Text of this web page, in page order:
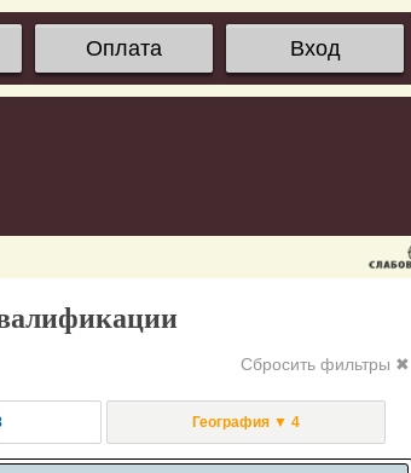
Оплата Вход
Сбросить фильтры ✖
География ▼ 4